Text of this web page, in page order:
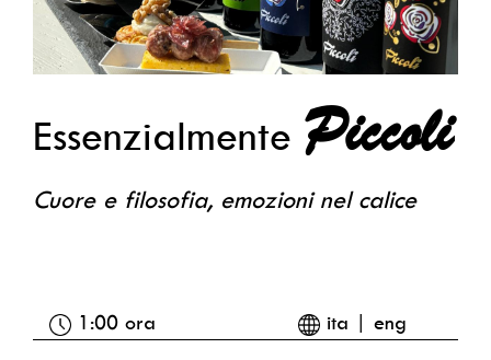
Essenzialmente Piccoli
Cuore e filosofia, emozioni nel calice
1:00 ora ita | eng